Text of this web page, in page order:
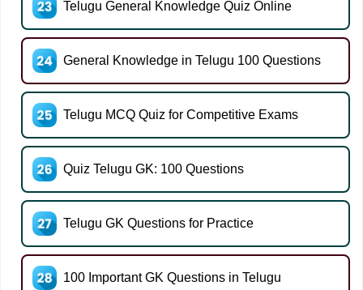
Telugu General Knowledge Quiz Online
General Knowledge in Telugu 100 Questions
Telugu MCQ Quiz for Competitive Exams
Quiz Telugu GK: 100 Questions
Telugu GK Questions for Practice
100 Important GK Questions in Telugu